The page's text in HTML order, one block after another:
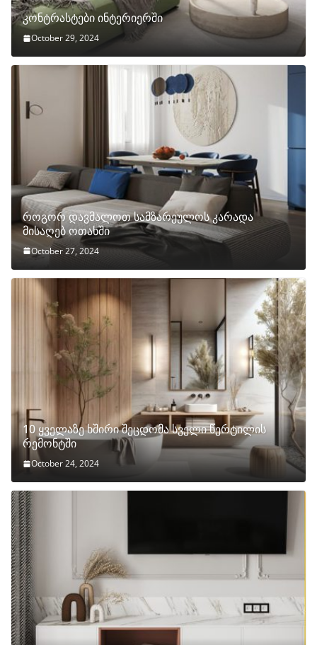
კონტრასტები ინტერიერში
October 29, 2024
როგორ დავმალოთ სამზარეულოს კარადა
მისაღებ ოთახში
October 27, 2024
10 ყველაზე ხშირი შეცდომა სველი წერტილის
რემონტში
October 24, 2024